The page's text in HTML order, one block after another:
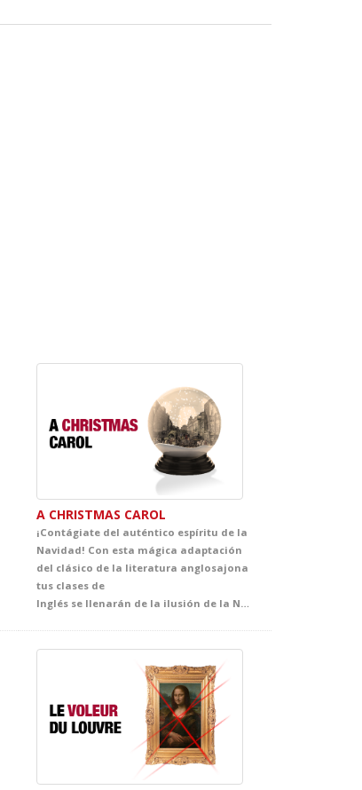
A CHRISTMAS CAROL
¡Contágiate del auténtico espíritu de la
Navidad! Con esta mágica adaptación
del clásico de la literatura anglosajona
tus clases de
Inglés se llenarán de la ilusión de la Navidad. Acompaña al gruñón y avaricioso Mr. Scrooge, que con la ayuda de tres misteriorsos espíritus, vivirá un emocionante viaje en busca del auténtico sentido de la Navidad. El clásico más representado de Dickens se convertirá en la propuesta infalible de tus clases de Inglés y, sin duda, en el mejor regalo que no puede faltar en vuestra agenda de actividades navideñas.